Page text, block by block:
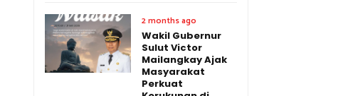
2 months ago
Wakil Gubernur
Sulut Victor
Mailangkay Ajak
Masyarakat
Perkuat